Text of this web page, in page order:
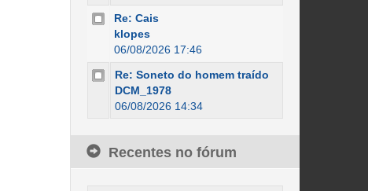
Re: Cais
klopes
06/08/2026 17:46
Re: Soneto do homem traído
DCM_1978
06/08/2026 14:34
Recentes no fórum